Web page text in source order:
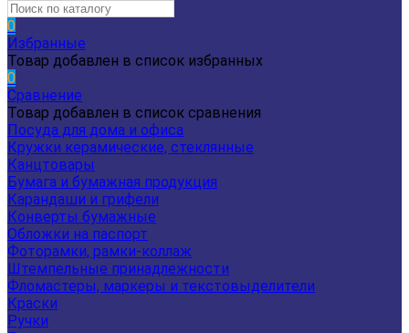
0
Избранные
Товар добавлен в список избранных
0
Сравнение
Товар добавлен в список сравнения
Посуда для дома и офиса
Кружки керамические, стеклянные
Канцтовары
Бумага и бумажная продукция
Карандаши и грифели
Конверты бумажные
Обложки на паспорт
Фоторамки, рамки-коллаж
Штемпельные принадлежности
Фломастеры, маркеры и текстовыделители
Краски
Ручки